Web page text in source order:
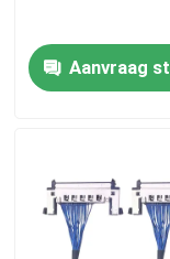
Thuis
Over ons
Aanvraag